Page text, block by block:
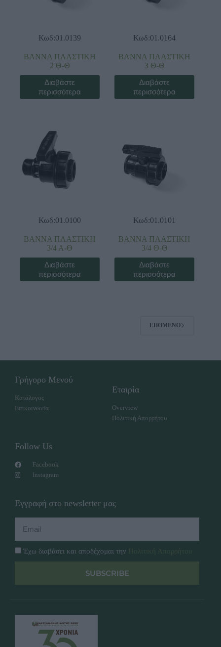
Κωδ:01.0139
ΒΑΝΝΑ ΠΛΑΣΤΙΚΗ
2 Θ-Θ
Διαβάστε
περισσότερα
Κωδ:01.0164
ΒΑΝΝΑ ΠΛΑΣΤΙΚΗ
3 Θ-Θ
Διαβάστε
περισσότερα
Κωδ:01.0100
ΒΑΝΝΑ ΠΛΑΣΤΙΚΗ
3/4 Α-Θ
Διαβάστε
περισσότερα
Κωδ:01.0101
ΒΑΝΝΑ ΠΛΑΣΤΙΚΗ
3/4 Θ-Θ
Διαβάστε
περισσότερα
ΕΠΌΜΕΝΟ
Γρήγορο Μενού
Κατάλογος
Επικοινωνία
Εταιρία
Overview
Πολιτική Απορρήτου
Follow Us
Facebook
Instagram
Εγγραφή στο newsletter μας
Έχω διαβάσει και αποδέχομαι την
SUBSCRIBE